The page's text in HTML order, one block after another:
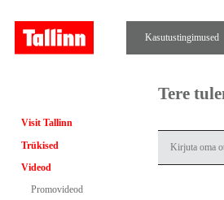
Kasutustingimused
Visit Tallinn
Trükised
Videod
Promovideod
Tere